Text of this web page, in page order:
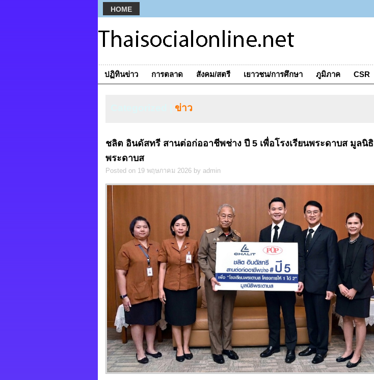
HOME
ปฏิทินข่าว การตลาด สังคม/สตรี เยาวชน/การศึกษา ภูมิภาค CSR
ข่าว
ชลิต อินดัสทรี สานต่อก่ออาชีพช่าง ปี 5 เพื่อโรงเรียนพระดาบส มูลนิธิ
พระดาบส
Posted on 19 พฤษภาคม 2026 by admin